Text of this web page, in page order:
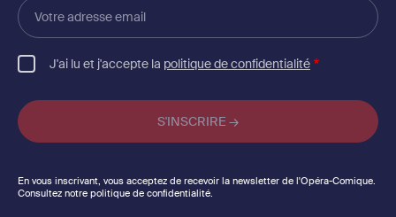
adresse
email
J'ai lu et j'accepte la politique de confidentialité
En vous inscrivant, vous acceptez de recevoir la newsletter de l'Opéra-Comique.
Consultez notre politique de confidentialité.